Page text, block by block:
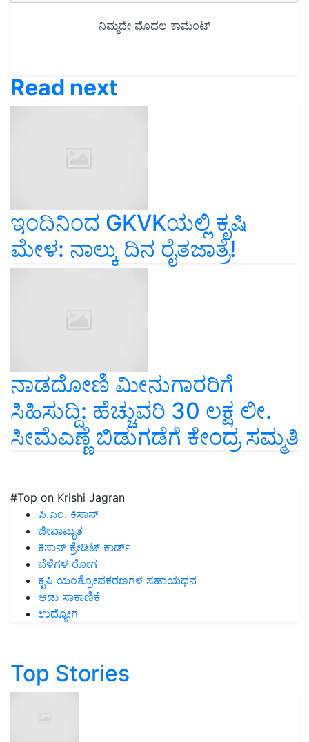
Read next
ಇಂದಿನಿಂದ GKVKಯಲ್ಲಿ ಕೃಷಿ
ಮೇಳ: ನಾಲ್ಕು ದಿನ ರೈತಜಾತ್ರೆ!
ನಾಡದೋಣಿ ಮೀನುಗಾರರಿಗೆ
ಸಿಹಿಸುದ್ದಿ: ಹೆಚ್ಚುವರಿ 30 ಲಕ್ಷ ಲೀ.
ಸೀಮೆಎಣ್ಣೆ ಬಿಡುಗಡೆಗೆ ಕೇಂದ್ರ ಸಮ್ಮತಿ
#Top on Krishi Jagran
ಪಿ.ಎಂ. ಕಿಸಾನ್
ಜೀವಾಮೃತ
ಕಿಸಾನ್ ಕ್ರೇಡಿಟ್ ಕಾರ್ಡ್
ಬೆಳೆಗಳ ರೋಗ
ಕೃಷಿ ಯಂತ್ರೋಪಕರಣಗಳ ಸಹಾಯಧನ
ಆಡು ಸಾಕಾಣಿಕೆ
ಉದ್ಯೋಗ
Top Stories